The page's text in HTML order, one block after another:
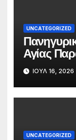
UNCATEGORIZED
Αγίας
τις 25 και
ΙΟΎΛ 16, 2026
UNCATEGORIZED